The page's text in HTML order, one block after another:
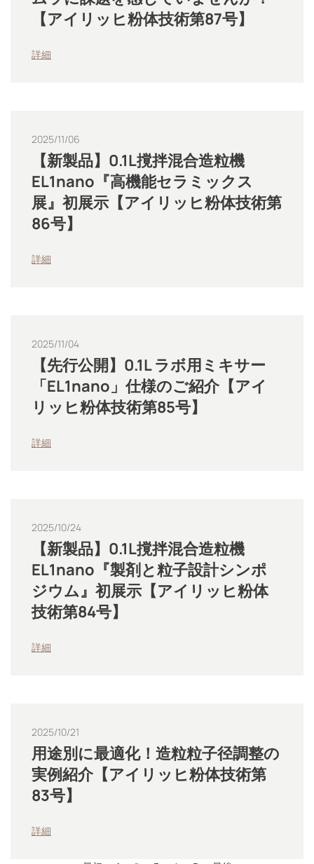
【アイリッヒ粉体技術第87号】
詳細
2025/11/06
【新製品】0.1L撹拌混合造粒機
EL1nano『高機能セラミックス
展』初展示【アイリッヒ粉体技術第
86号】
詳細
2025/11/04
【先行公開】0.1L ラボ用ミキサー
「EL1nano」仕様のご紹介【アイ
リッヒ粉体技術第85号】
詳細
2025/10/24
【新製品】0.1L撹拌混合造粒機
EL1nano『製剤と粒子設計シンポ
ジウム』初展示【アイリッヒ粉体
技術第84号】
詳細
2025/10/21
用途別に最適化！造粒粒子径調整の
実例紹介【アイリッヒ粉体技術第
83号】
詳細